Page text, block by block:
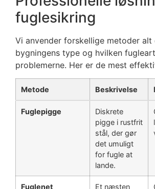
fuglesikring
Vi anvender forskellige metoder alt
bygningens type og hvilken
problemerne. Her er de mest
Metode Beskrivelse
Fuglepigge
Diskrete
pigge i rustfrit
stål, der gør
det umuligt
for fugle at
lande.
Fuglenet
Et næsten